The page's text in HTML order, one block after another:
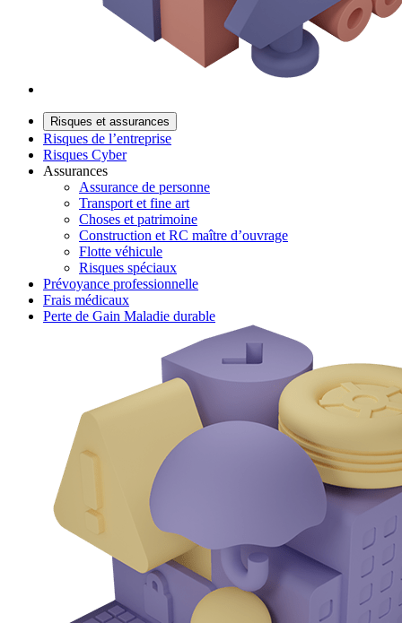
Risques et assurances
Risques de l’entreprise
Risques Cyber
Assurances
Assurance de personne
Transport et fine art
Choses et patrimoine
Construction et RC maître d’ouvrage
Flotte véhicule
Risques spéciaux
Prévoyance professionnelle
Frais médicaux
Perte de Gain Maladie durable